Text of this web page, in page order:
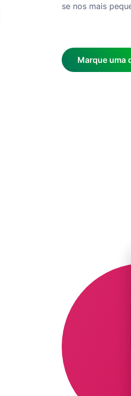
se nos mais
Marque uma